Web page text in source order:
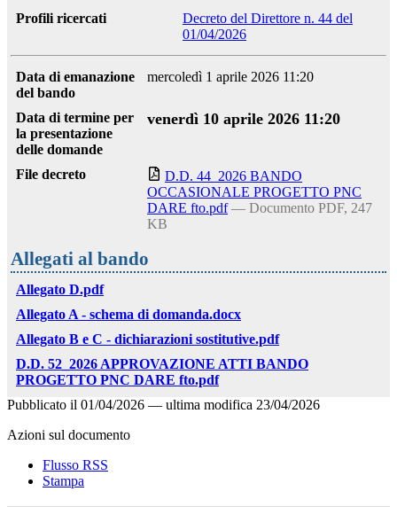
Profili ricercati
Decreto del Direttore n. 44 del
01/04/2026
Data di emanazione
del bando
mercoledì 1 aprile 2026 11:20
Data di termine per
la presentazione
delle domande
venerdì 10 aprile 2026 11:20
File decreto
D.D. 44_2026 BANDO
OCCASIONALE PROGETTO PNC
DARE fto.pdf — Documento PDF, 247
KB
Allegati al bando
Allegato D.pdf
Allegato A - schema di domanda.docx
Allegato B e C - dichiarazioni sostitutive.pdf
D.D. 52_2026 APPROVAZIONE ATTI BANDO
PROGETTO PNC DARE fto.pdf
Pubblicato il 01/04/2026 — ultima modifica 23/04/2026
Azioni sul documento
Flusso RSS
Stampa